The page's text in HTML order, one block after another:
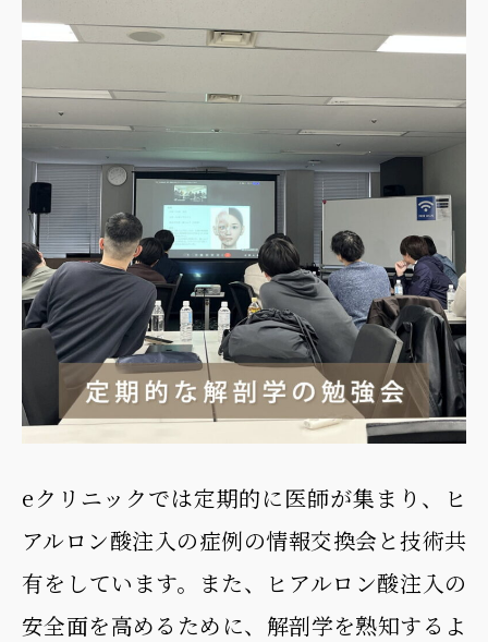
eクリニックでは定期的に医師が集まり、ヒ
アルロン酸注入の症例の情報交換会と技術共
有をしています。また、ヒアルロン酸注入の
安全面を高めるために、解剖学を熟知するよ